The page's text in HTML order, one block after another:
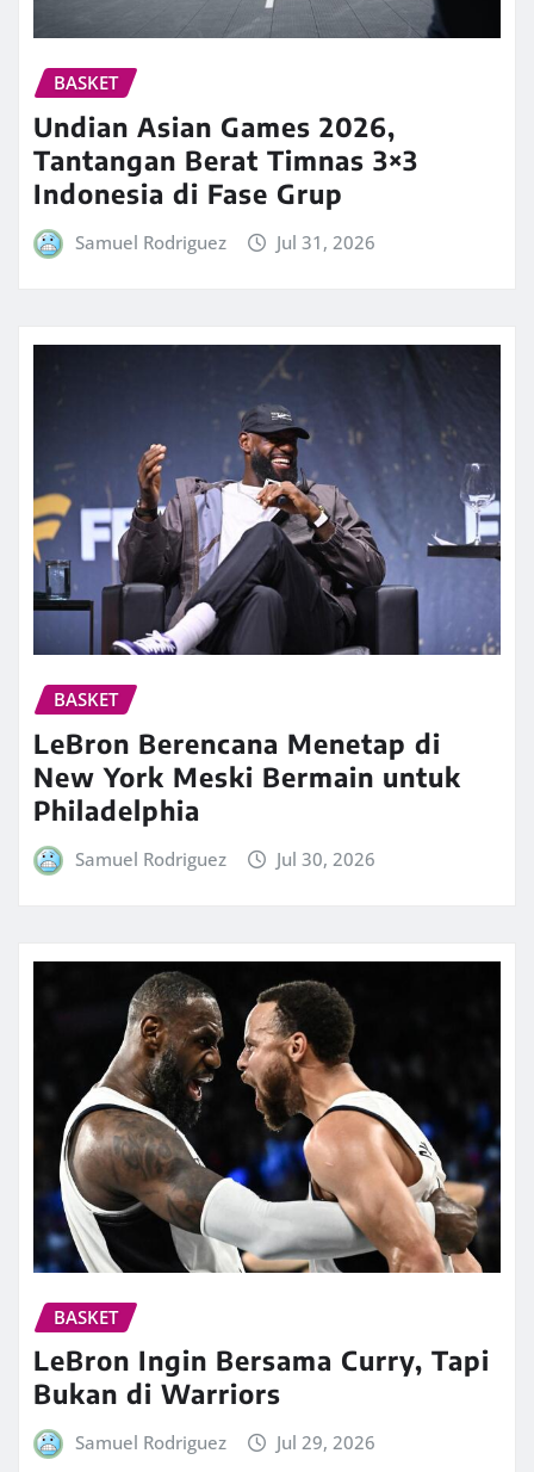
BASKET
Undian Asian Games 2026,
Tantangan Berat Timnas 3×3
Indonesia di Fase Grup
Samuel Rodriguez Jul 31, 2026
BASKET
LeBron Berencana Menetap di
New York Meski Bermain untuk
Philadelphia
Samuel Rodriguez Jul 30, 2026
BASKET
LeBron Ingin Bersama Curry, Tapi
Bukan di Warriors
Samuel Rodriguez Jul 29, 2026